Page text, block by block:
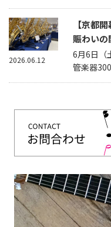
【京都
賑わい
6月6日（
管楽器
2026.06.12